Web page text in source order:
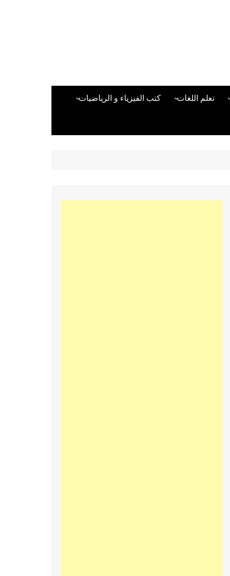
تعلم اللغات
تعلم اللغة التركية
كتب الفيزياء و الرياضيات
كتب لغات البرمجة